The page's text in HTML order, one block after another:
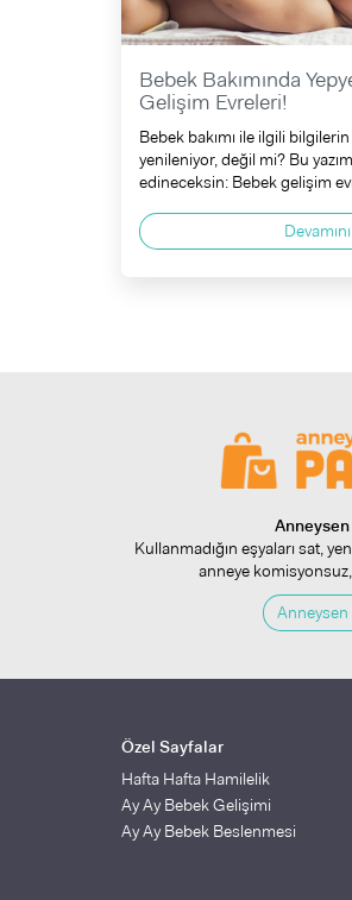
Bebek Bakımında
Gelişim Evreleri!
Bebek bakımı ile ilgili
yenileniyor, değil mi? Bu
edineceksin: Bebek gelişim
Kullanmadığın eşyaları sat,
anneye komisyonsuz,
Anneysen
Özel Sayfalar
Hafta Hafta Hamilelik
Ay Ay Bebek Gelişimi
Ay Ay Bebek Beslenmesi